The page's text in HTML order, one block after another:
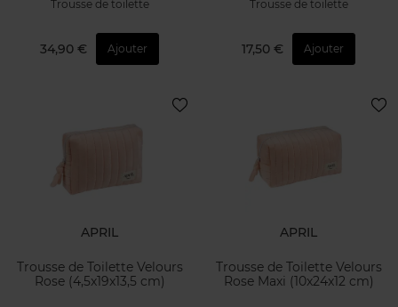
Trousse de toilette
34,90 € Ajouter
Trousse de toilette
17,50 € Ajouter
APRIL
Trousse de Toilette Velours
Rose (4,5x19x13,5 cm)
APRIL
Trousse de Toilette Velours
Rose Maxi (10x24x12 cm)